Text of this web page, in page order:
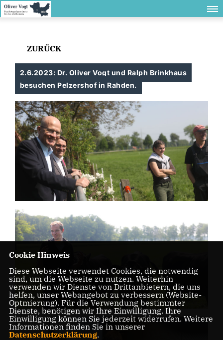
ZURÜCK
2.6.2023: Dr. Oliver Vogt und Ralph Brinkhaus
besuchen Pelzershof in Rahden.
Cookie Hinweis
Diese Webseite verwendet Cookies, die notwendig
sind, um die Webseite zu nutzen. Weiterhin
verwenden wir Dienste von Drittanbietern, die uns
helfen, unser Webangebot zu verbessern (Website-
Optmierung). Für die Verwendung bestimmter
Dienste, benötigen wir Ihre Einwilligung. Ihre
Einwilligung können Sie jederzeit widerrufen. Weitere
Informationen finden Sie in unserer
Datenschutzerklärung.